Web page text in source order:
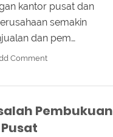
kantor pusat dan
semakin
dan pem…
Comment
Pembukuan